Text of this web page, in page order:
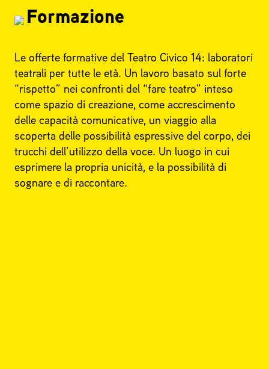
Formazione
Le offerte formative del Teatro Civico 14: laboratori
teatrali per tutte le età. Un lavoro basato sul forte
“rispetto” nei confronti del “fare teatro” inteso
come spazio di creazione, come accrescimento
delle capacità comunicative, un viaggio alla
scoperta delle possibilità espressive del corpo, dei
trucchi dell’utilizzo della voce. Un luogo in cui
esprimere la propria unicità, e la possibilità di
sognare e di raccontare.